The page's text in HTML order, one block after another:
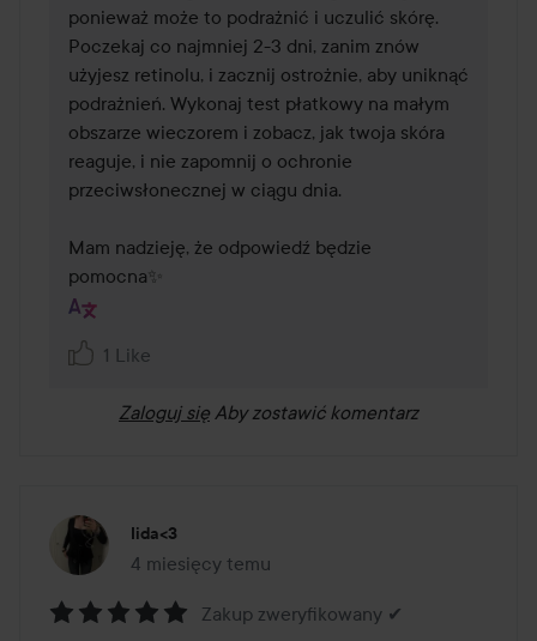
ponieważ może to podrażnić i uczulić skórę.
Poczekaj co najmniej 2-3 dni, zanim znów
użyjesz retinolu, i zacznij ostrożnie, aby uniknąć
podrażnień. Wykonaj test płatkowy na małym
obszarze wieczorem i zobacz, jak twoja skóra
reaguje, i nie zapomnij o ochronie
przeciwsłonecznej w ciągu dnia.
Mam nadzieję, że odpowiedź będzie
pomocna✨
1 Like
Zaloguj się Aby zostawić komentarz
Iida<3
4 miesięcy temu
Post został utworzony 4 miesięcy temu
Zakup zweryfikowany ✔